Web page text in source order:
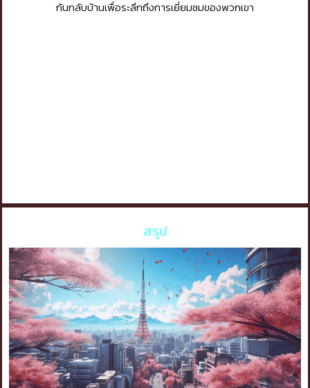
กันกลับบ้านเพื่อระลึกถึงการเยี่ยมชมของพวกเขา
สรุป